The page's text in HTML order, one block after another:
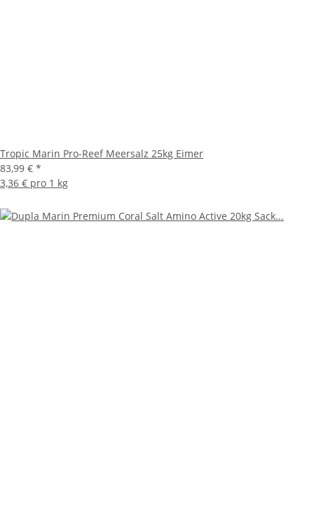
Tropic Marin Pro-Reef Meersalz 25kg Eimer
83,99 € *
3,36 € pro 1 kg